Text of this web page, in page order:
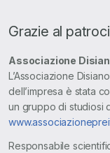
Grazie al
Associazione
L’Associazione
dell’impresa è stata
un gruppo di studiosi
Responsabile